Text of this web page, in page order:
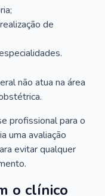
de
não atua na área
profissional para o
uma avaliação
evitar qualquer
o clínico